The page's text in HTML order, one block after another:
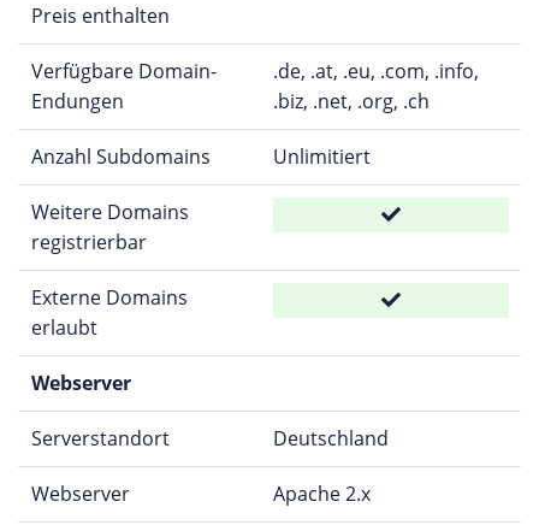
Preis enthalten
Verfügbare Domain-
Endungen
.de, .at, .eu, .com, .info,
.biz, .net, .org, .ch
Anzahl Subdomains Unlimitiert
Weitere Domains
registrierbar
Externe Domains
erlaubt
Webserver
Serverstandort Deutschland
Webserver Apache 2.x